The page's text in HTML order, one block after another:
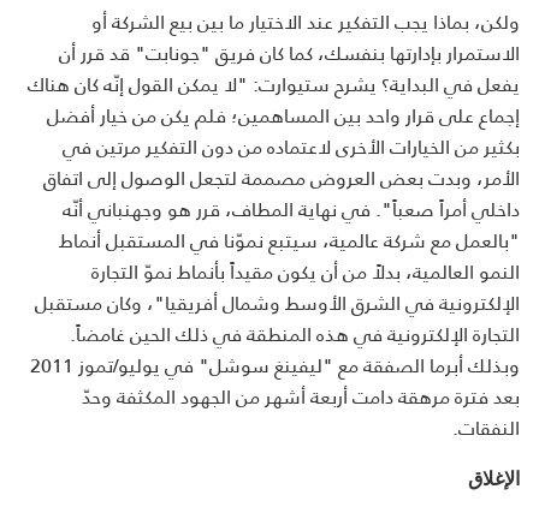
ولكن، بماذا يجب التفكير عند الاختيار ما بين بيع الشركة أو
الاستمرار بإدارتها بنفسك، كما كان فريق "جونابت" قد قرر أن
يفعل في البداية؟ يشرح ستيوارت: "لا يمكن القول إنّه كان هناك
إجماع على قرار واحد بين المساهمين؛ فلم يكن من خيار أفضل
بكثير من الخيارات الأخرى لاعتماده من دون التفكير مرتين في
الأمر، وبدت بعض العروض مصممة لتجعل الوصول إلى اتفاق
داخلي أمراً صعباً". في نهاية المطاف، قرر هو وجهنباني أنّه
"بالعمل مع شركة عالمية، سيتبع نموّنا في المستقبل أنماط
النمو العالمية، بدلاً من أن يكون مقيداً بأنماط نموّ التجارة
الإلكترونية في الشرق الأوسط وشمال أفريقيا"، وكان مستقبل
التجارة الإلكترونية في هذه المنطقة في ذلك الحين غامضاً.
وبذلك أبرما الصفقة مع "ليفينغ سوشل" في يوليو/تموز 2011
بعد فترة مرهقة دامت أربعة أشهر من الجهود المكثفة وحدّ
النفقات.
الإغلاق